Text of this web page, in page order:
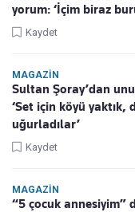
yorum: ‘İçim biraz
Kaydet
MAGAZIN
Sultan Şoray’dan
‘Set için köyü yaktık,
uğurladılar’
Kaydet
MAGAZIN
“5 çocuk annesiyim”